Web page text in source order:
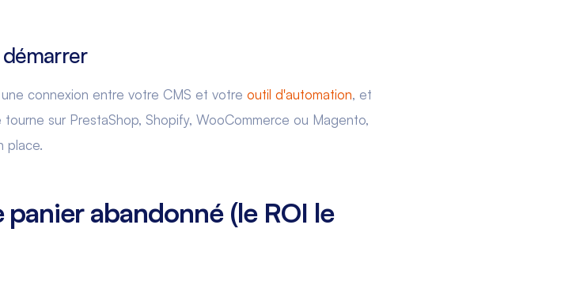
connexion entre votre CMS et votre outil d'automation, et
sur PrestaShop, Shopify, WooCommerce ou Magento,
place.
abandonné (le ROI le